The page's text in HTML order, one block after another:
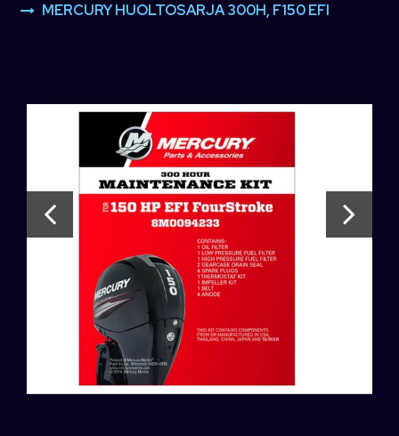
MERCURY HUOLTOSARJA 300H, F150 EFI